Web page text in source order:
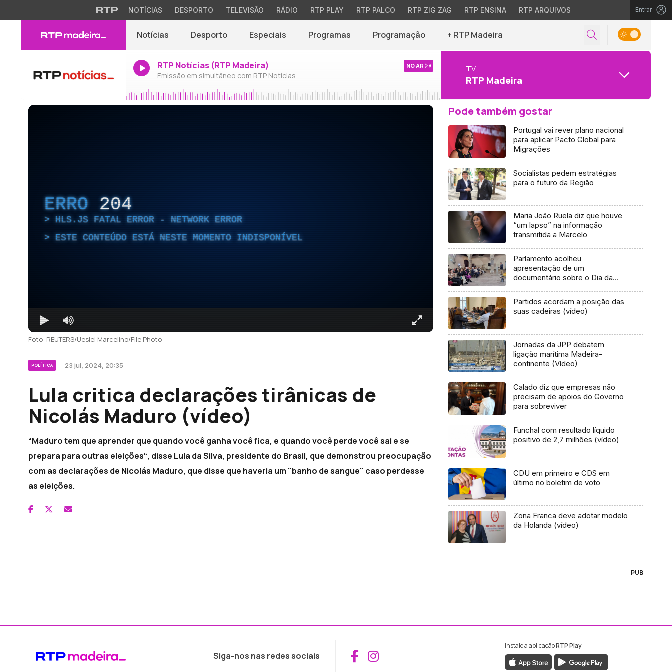
NOTÍCIAS DESPORTO TELEVISÃO RÁDIO RTP PLAY RTP PALCO RTP ZIG ZAG RTP ENSINA RTP ARQUIVOS Entrar
Notícias Desporto Especiais Programas Programação + RTP Madeira
RTP Notícias (RTP Madeira)
Emissão em simultâneo com RTP Notícias
NO AR TV
RTP Madeira
ERRO 204
HLS.JS FATAL ERROR - NETWORK ERROR
ESTE CONTEÚDO ESTÁ NESTE MOMENTO INDISPONÍVEL
Foto: REUTERS/Ueslei Marcelino/File Photo
POLÍTICA 23 jul, 2024, 20:35
Lula critica declarações tirânicas de
Nicolás Maduro (vídeo)
“Maduro tem que aprender que quando você ganha você fica, e quando você perde você sai e se
prepara para outras eleições“, disse Lula da Silva, presidente do Brasil, que demonstrou preocupação
com as declarações de Nicolás Maduro, que disse que haveria um "banho de sangue" caso perdesse
as eleições.
Pode também gostar
Portugal vai rever plano nacional
para aplicar Pacto Global para
Migrações
Socialistas pedem estratégias
para o futuro da Região
Maria João Ruela diz que houve
“um lapso” na informação
transmitida a Marcelo
Parlamento acolheu
apresentação de um
documentário sobre o Dia da
Partidos acordam a posição das
suas cadeiras (vídeo)
Jornadas da JPP debatem
ligação marítima Madeira-
continente (Vídeo)
Calado diz que empresas não
precisam de apoios do Governo
para sobreviver
Funchal com resultado líquido
positivo de 2,7 milhões (vídeo)
CDU em primeiro e CDS em
último no boletim de voto
Zona Franca deve adotar modelo
da Holanda (vídeo)
PUB
Siga-nos nas redes sociais Aceder ao Facebook da RTP Madeira
Aceder ao Instagram da RTP Madeira
Instale a aplicaçãoRTP Play